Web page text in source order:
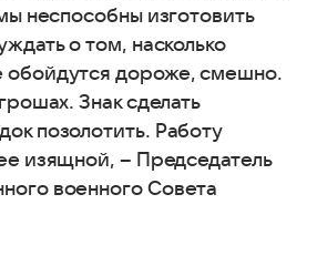
неспособны изготовить
о том, насколько
обойдутся дороже, смешно.
Знак сделать
позолотить. Работу
изящной, – Председатель
военного Совета